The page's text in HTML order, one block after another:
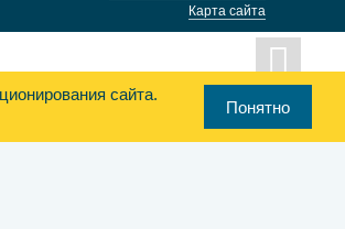
Карта сайта
сайта.
Понятно